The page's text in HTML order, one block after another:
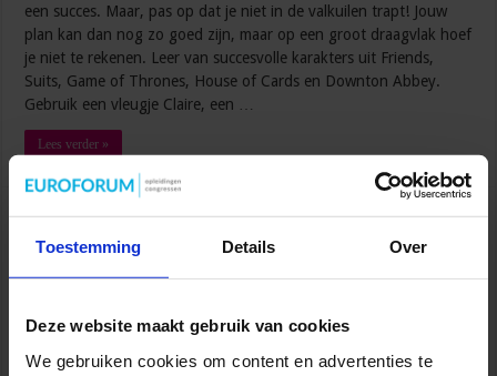
Toestemming Details Over
Deze website maakt gebruik van cookies
We gebruiken cookies om content en advertenties te
een succes. Maar, pas op dat je niet in de valkuilen trapt! Jouw
plan kan dan nog zo goed zijn, maar op een groot draagvlak hoef
je niet te rekenen. Leer van succesvolle karakters uit Friends,
Suits, Game of Thrones, House of Cards en Downton Abbey.
Gebruik een vleugje Claire, een …
Lees verder »
Pak jouw twijfeltaal aan
september 29, 2017